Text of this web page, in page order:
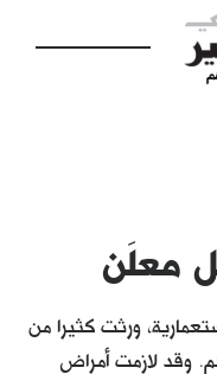
معلَن
ورثت كثيرا من
وقد لازمت أمراض